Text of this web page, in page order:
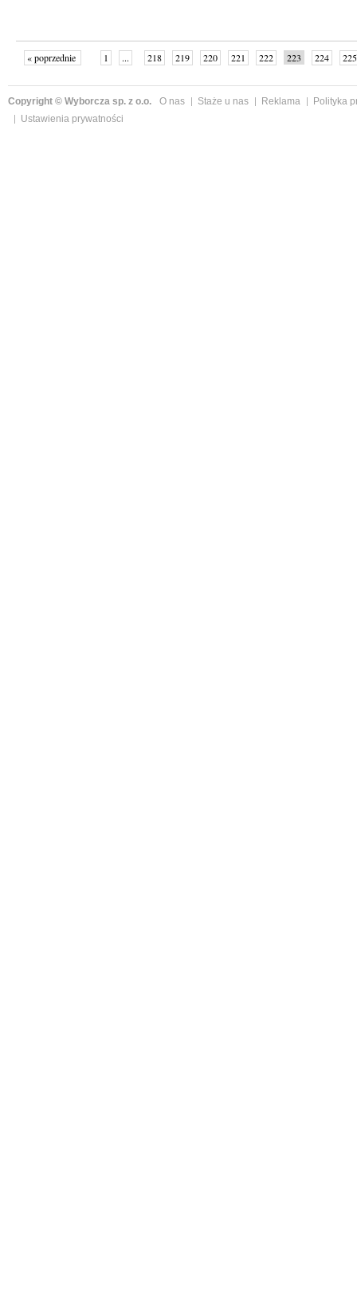
« poprzednie 1 ... 218 219 220 221 222 223 224
225
Copyright © Wyborcza sp. z o.o. O nas Staże u nas Reklama
Polityka
Ustawienia prywatności